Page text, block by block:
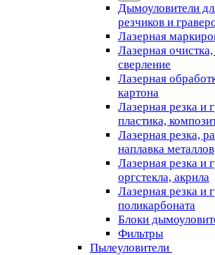
Дымоуловители
резчиков и
Лазерная
Лазерная
сверление
Лазерная
картона
Лазерная резка и
пластика,
Лазерная резка,
наплавка металлов
Лазерная резка и
оргстекла, акрила
Лазерная резка и
поликарбоната
Блоки
Фильтры
Пылеуловители